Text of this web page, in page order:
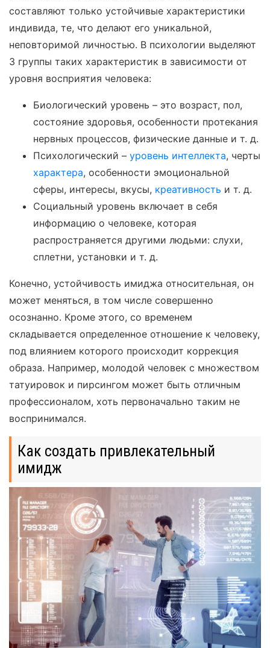
составляют только устойчивые характеристики
индивида, те, что делают его уникальной,
неповторимой личностью. В психологии выделяют
3 группы таких характеристик в зависимости от
уровня восприятия человека:
Биологический уровень – это возраст, пол,
состояние здоровья, особенности протекания
нервных процессов, физические данные и т. д.
Психологический – уровень интеллекта, черты
характера, особенности эмоциональной
сферы, интересы, вкусы, креативность и т. д.
Социальный уровень включает в себя
информацию о человеке, которая
распространяется другими людьми: слухи,
сплетни, установки и т. д.
Конечно, устойчивость имиджа относительная, он
может меняться, в том числе совершенно
осознанно. Кроме этого, со временем
складывается определенное отношение к человеку,
под влиянием которого происходит коррекция
образа. Например, молодой человек с множеством
татуировок и пирсингом может быть отличным
профессионалом, хоть первоначально таким не
воспринимался.
Как создать привлекательный
имидж